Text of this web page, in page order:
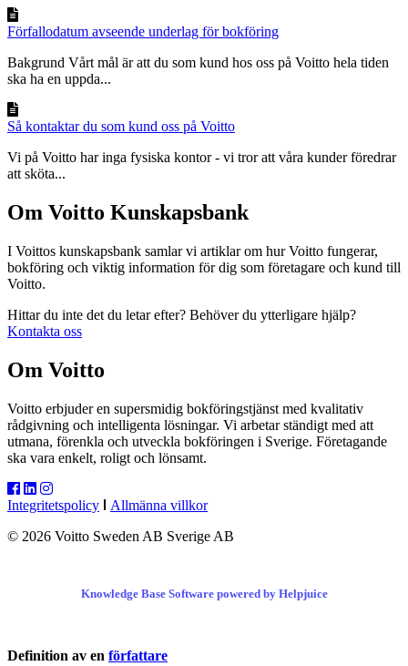
Förfallodatum avseende underlag för bokföring
Bakgrund Vårt mål är att du som kund hos oss på Voitto hela tiden
ska ha en uppda...
Så kontaktar du som kund oss på Voitto
Vi på Voitto har inga fysiska kontor - vi tror att våra kunder föredrar
att sköta...
Om Voitto Kunskapsbank
I Voittos kunskapsbank samlar vi artiklar om hur Voitto fungerar,
bokföring och viktig information för dig som företagare och kund till
Voitto.
Hittar du inte det du letar efter? Behöver du ytterligare hjälp?
Kontakta oss
Om Voitto
Voitto erbjuder en supersmidig bokföringstjänst med kvalitativ
rådgivning och intelligenta lösningar. Vi arbetar ständigt med att
utmana, förenkla och utveckla bokföringen i Sverige. Företagande
ska vara enkelt, roligt och lönsamt.
Integritetspolicy
Allmänna villkor
© 2026 Voitto Sweden AB Sverige AB
Knowledge Base Software powered by Helpjuice
Definition av en författare